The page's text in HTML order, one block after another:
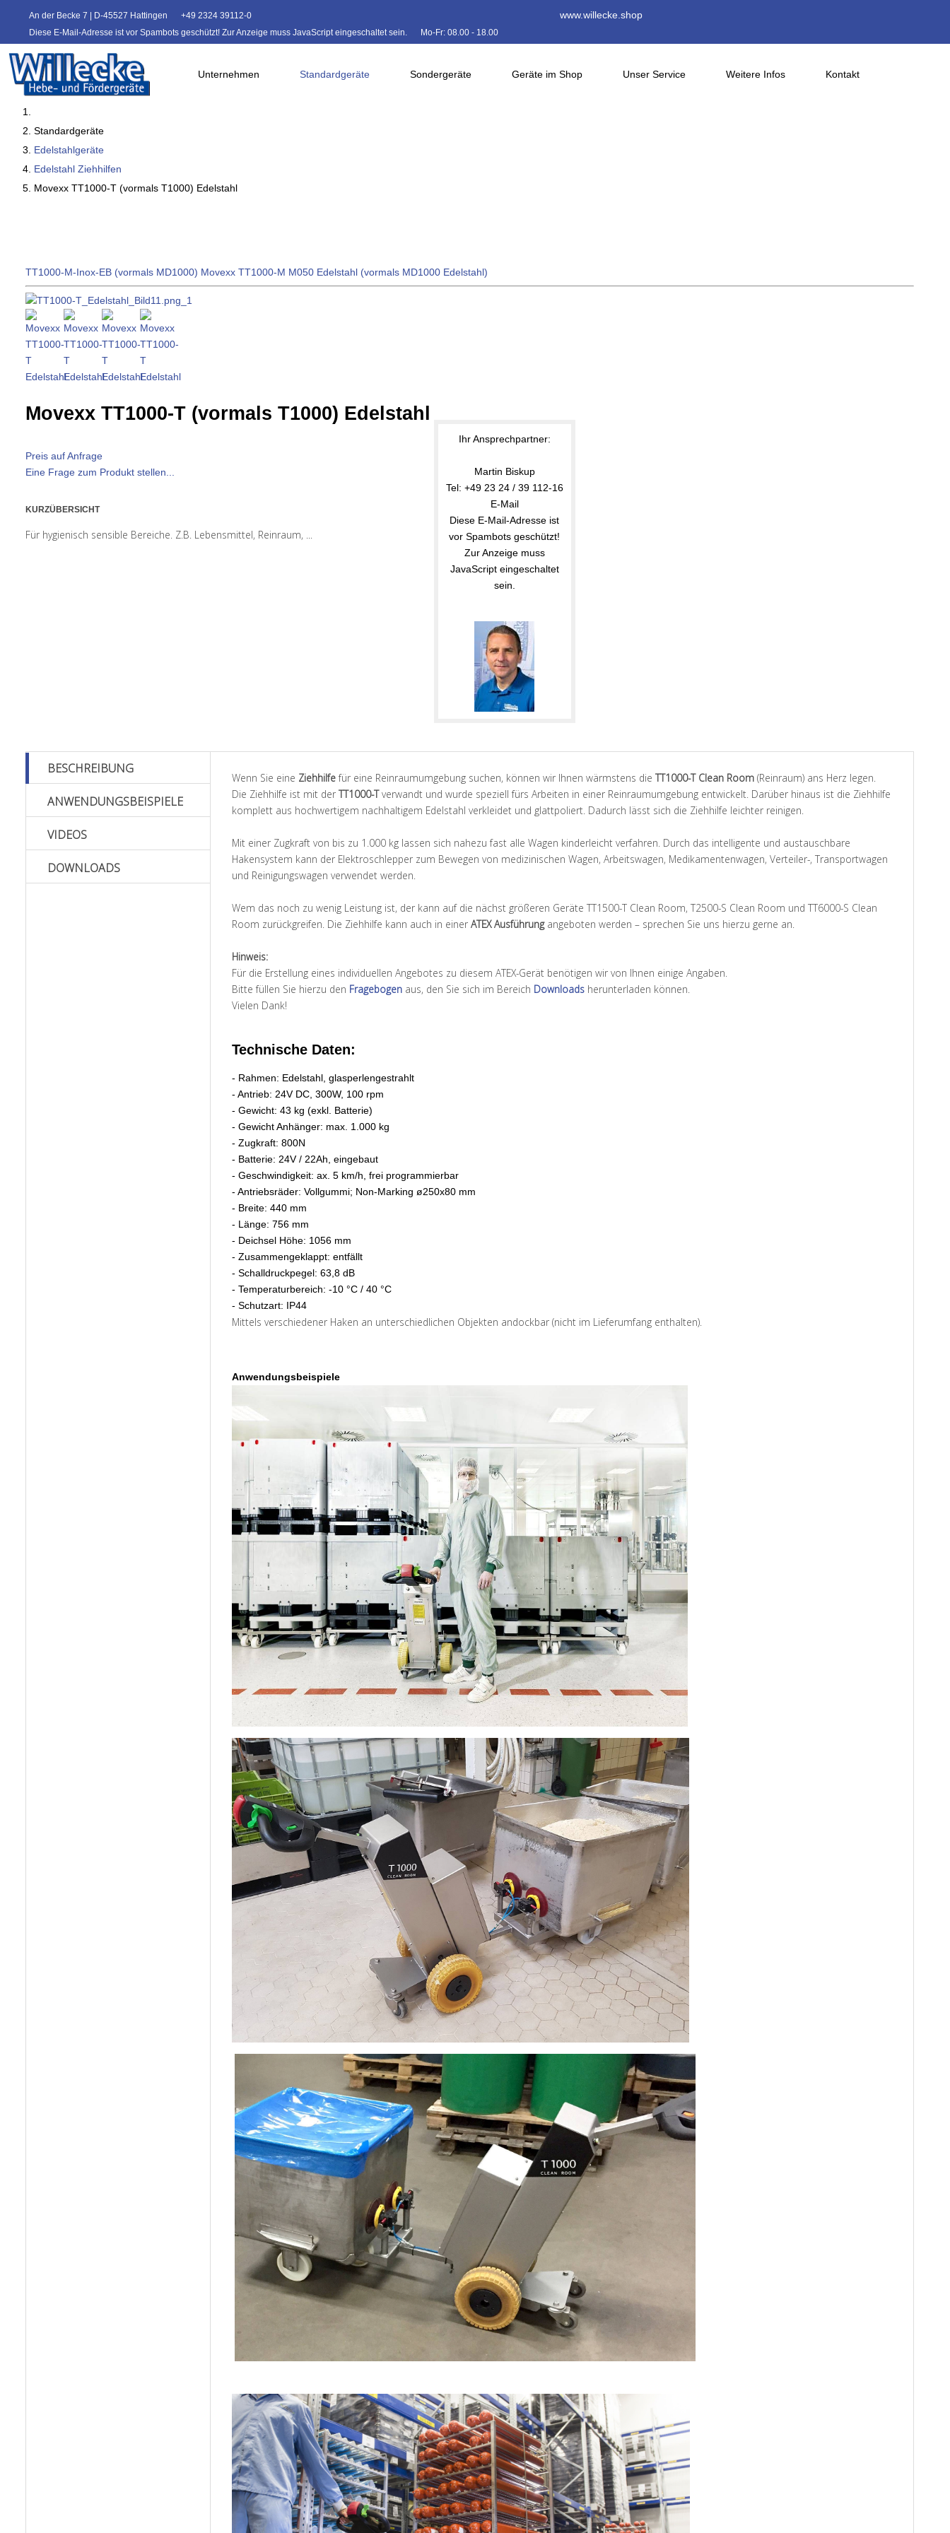
An der Becke 7 | D-45527 Hattingen
+49 2324 39112-0
Diese E-Mail-Adresse ist vor Spambots geschützt! Zur Anzeige muss JavaScript eingeschaltet sein.
Mo-Fr: 08.00 - 18.00
www.willecke.shop
Unternehmen Standardgeräte Sondergeräte Geräte im Shop Unser Service Weitere Infos Kontakt
Standardgeräte
Edelstahlgeräte
Edelstahl Ziehhilfen
Movexx TT1000-T (vormals T1000) Edelstahl
TT1000-M-Inox-EB (vormals MD1000) Movexx TT1000-M M050 Edelstahl (vormals MD1000 Edelstahl)
Movexx TT1000-T (vormals T1000) Edelstahl
Preis auf Anfrage
Eine Frage zum Produkt stellen...
KURZÜBERSICHT
Für hygienisch sensible Bereiche. Z.B. Lebensmittel, Reinraum, ...
Ihr Ansprechpartner:
Martin Biskup
Tel: +49 23 24 / 39 112-16
E-Mail
Diese E-Mail-Adresse ist
vor Spambots geschützt!
Zur Anzeige muss
JavaScript eingeschaltet
sein.
BESCHREIBUNG
ANWENDUNGSBEISPIELE
VIDEOS
DOWNLOADS
Wenn Sie eine Ziehhilfefür eine Reinraumumgebung suchen, können wir Ihnen wärmstens die TT1000-T Clean Room (Reinraum) ans Herz legen.
Die Ziehhilfe ist mit der TT1000-Tverwandt und wurde speziell fürs Arbeiten in einer Reinraumumgebung entwickelt. Darüber hinaus ist die Ziehhilfe
komplett aus hochwertigem nachhaltigem Edelstahl verkleidet und glattpoliert. Dadurch lässt sich die Ziehhilfe leichter reinigen.
Mit einer Zugkraft von bis zu 1.000 kg lassen sich nahezu fast alle Wagen kinderleicht verfahren. Durch das intelligente und austauschbare
Hakensystem kann der Elektroschlepper zum Bewegen von medizinischen Wagen, Arbeitswagen, Medikamentenwagen, Verteiler-, Transportwagen
und Reinigungswagen verwendet werden.
Wem das noch zu wenig Leistung ist, der kann auf die nächst größeren Geräte TT1500-T Clean Room, T2500-S Clean Room und TT6000-S Clean
Room zurückgreifen. Die Ziehhilfe kann auch in einer ATEX Ausführungangeboten werden – sprechen Sie uns hierzu gerne an.
Hinweis:
Für die Erstellung eines individuellen Angebotes zu diesem ATEX-Gerät benötigen wir von Ihnen einige Angaben.
Bitte füllen Sie hierzu den Fragebogen aus, den Sie sich im Bereich Downloads herunterladen können.
Vielen Dank!
Technische Daten:
- Rahmen: Edelstahl, glasperlengestrahlt
- Antrieb: 24V DC, 300W, 100 rpm
- Gewicht: 43 kg (exkl. Batterie)
- Gewicht Anhänger: max. 1.000 kg
- Zugkraft: 800N
- Batterie: 24V / 22Ah, eingebaut
- Geschwindigkeit: ax. 5 km/h, frei programmierbar
- Antriebsräder: Vollgummi; Non-Marking ø250x80 mm
- Breite: 440 mm
- Länge: 756 mm
- Deichsel Höhe: 1056 mm
- Zusammengeklappt: entfällt
- Schalldruckpegel: 63,8 dB
- Temperaturbereich: -10 °C / 40 °C
- Schutzart: IP44
Mittels verschiedener Haken an unterschiedlichen Objekten andockbar (nicht im Lieferumfang enthalten).
Anwendungsbeispiele